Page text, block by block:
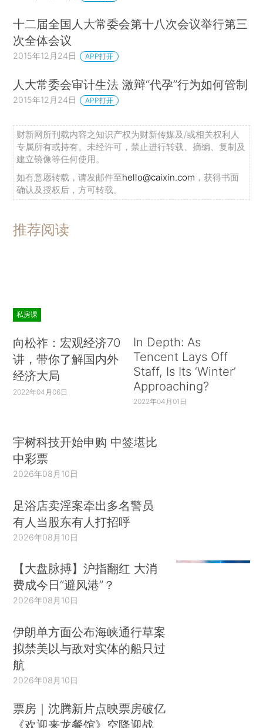
十二届全国人大常委会第十八次会议举行第三
次全体会议
2015年12月24日 APP打开
人大常委会审计生法 激辩“代孕”行为如何管制
2015年12月24日 APP打开
财新网所刊载内容之知识产权为财新传媒及/或相关权利人
专属所有或持有。未经许可，禁止进行转载、摘编、复制及
建立镜像等任何使用。
如有意愿转载，请发邮件至hello@caixin.com ，获得书面
确认及授权后，方可转载。
推荐阅读
私房课
向松祚：宏观经济70
讲，带你了解国内外
经济大局
2022年04月06日
In Depth: As
Tencent Lays Off
Staff, Is Its ‘Winter’
Approaching?
2022年04月01日
宇树科技开始申购 中签堪比
中彩票
2026年08月10日
足浴店卖淫案牵出多名警员
有人当股东有人打招呼
2026年08月10日
【大盘脉搏】沪指翻红 大消
费成今日“避风港”？
2026年08月10日
伊朗单方面公布海峡通行草案
拟禁美以与敌对实体的船只过
航
2026年08月10日
票房｜沈腾新片点映票房破亿
《欢迎来龙餐馆》空降迎战